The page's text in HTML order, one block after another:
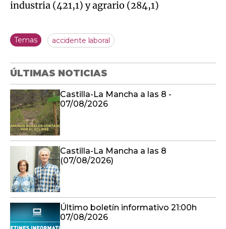
industria (421,1) y agrario (284,1)
Temas accidente laboral
ÚLTIMAS NOTICIAS
Castilla-La Mancha a las 8 -
07/08/2026
Castilla-La Mancha a las 8
(07/08/2026)
Último boletín informativo 21:00h
07/08/2026